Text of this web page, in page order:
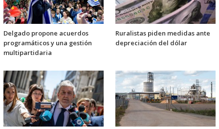
Delgado propone acuerdos
programáticos y una gestión
multipartidaria
Ruralistas piden medidas ante
depreciación del dólar